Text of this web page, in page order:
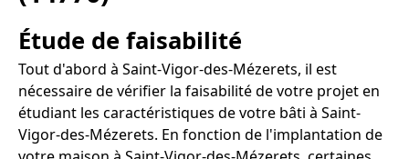
Étude de faisabilité
Tout d'abord à Saint-Vigor-des-Mézerets, il est
nécessaire de vérifier la faisabilité de votre projet en
étudiant les caractéristiques de votre bâti à Saint-
Vigor-des-Mézerets. En fonction de l'implantation de